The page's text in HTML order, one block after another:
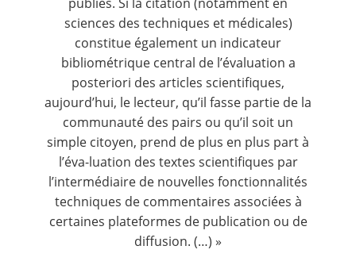
sciences des techniques et médicales)
constitue également un indicateur
bibliométrique central de l’évaluation a
posteriori des articles scientifiques,
aujourd’hui, le lecteur, qu’il fasse partie de la
communauté des pairs ou qu’il soit un
simple citoyen, prend de plus en plus part à
l’éva-luation des textes scientifiques par
l’intermédiaire de nouvelles fonctionnalités
techniques de commentaires associées à
certaines plateformes de publication ou de
diffusion. (…) »